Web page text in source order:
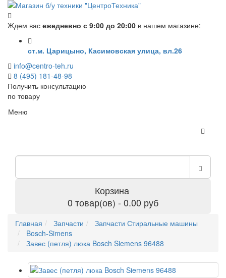
Ждем вас ежедневно с 9:00 до 20:00 в нашем магазине:
ст.м. Царицыно, Касимовская улица, вл.26
info@centro-teh.ru
8 (495) 181-48-98
Получить консультацию
по товару
Меню
Корзина
0 товар(ов) - 0.00 руб
Главная Запчасти
Запчасти Стиральные машины
Bosch-Simens
Завес (петля) люка Bosch Siemens 96488